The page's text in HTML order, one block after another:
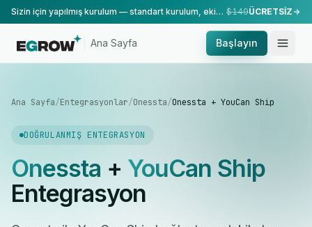
Sizin için yapılmış kurulum — standart kurulum, ekibimiz tarafından yapılır. $149ÜCRETSİZ
Ana Sayfa Başlayın
Ana Sayfa/Entegrasyonlar/Onessta/Onessta + YouCan Ship
DOĞRULANMIŞ ENTEGRASYON
Onessta + YouCan Ship
Entegrasyon